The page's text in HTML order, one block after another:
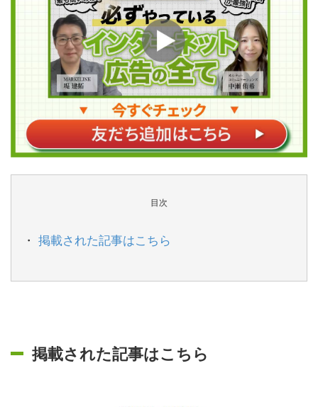
目次
掲載された記事はこちら
掲載された記事はこちら